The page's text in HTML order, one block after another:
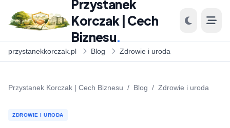
Przystanek
Korczak | Cech
Biznesu.
przystanekkorczak.pl Blog Zdrowie i uroda
Przystanek Korczak | Cech Biznesu / Blog / Zdrowie i uroda
ZDROWIE I URODA